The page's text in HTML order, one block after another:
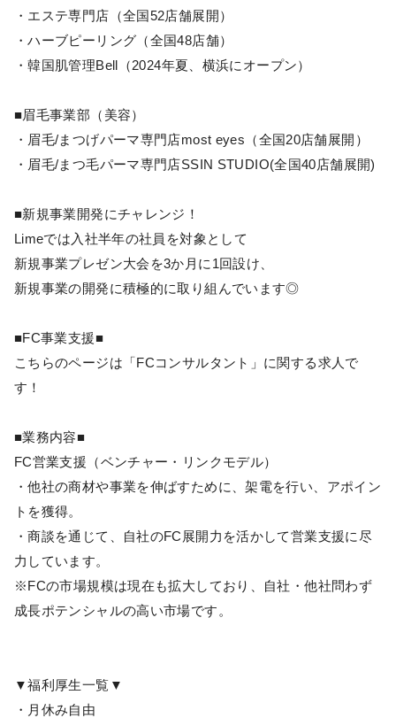
・エステ専門店（全国52店舗展開）
・ハーブピーリング（全国48店舗）
・韓国肌管理Bell（2024年夏、横浜にオープン）
■眉毛事業部（美容）
・眉毛/まつげパーマ専門店most eyes（全国20店舗展開）
・眉毛/まつ毛パーマ専門店SSIN STUDIO(全国40店舗展開)
■新規事業開発にチャレンジ！
Limeでは入社半年の社員を対象として
新規事業プレゼン大会を3か月に1回設け、
新規事業の開発に積極的に取り組んでいます◎
■FC事業支援■
こちらのページは「FCコンサルタント」に関する求人で
す！
■業務内容■
FC営業支援（ベンチャー・リンクモデル）
・他社の商材や事業を伸ばすために、架電を行い、アポイン
トを獲得。
・商談を通じて、自社のFC展開力を活かして営業支援に尽
力しています。
※FCの市場規模は現在も拡大しており、自社・他社問わず
成長ポテンシャルの高い市場です。
▼福利厚生一覧▼
・月休み自由